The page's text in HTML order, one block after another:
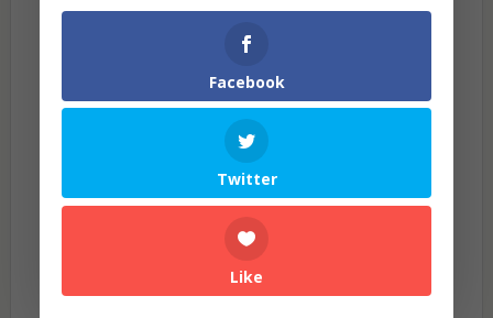
pengganas ini, kita perlu berhimpun menjadi
lautan, menolak Donald Trump.
Mungkin ada yang mengatakan tindakan kita
menolak kehadiran pengganas seperti Trump
satu tindakan radikal. Kita katakan pada
mereka, jika pembunuhan 66,000 manusia
tidak menjadikan kalian radikal, mungkin
kalianlah puncanya genosida ini berterusan.
Kerana kalian membiarkan ia berlalu tanpa
Facebook
Twitter
Like